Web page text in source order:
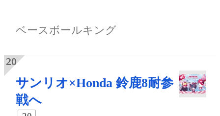
ベースボールキング
サンリオ×Honda 鈴鹿8耐参
戦へ